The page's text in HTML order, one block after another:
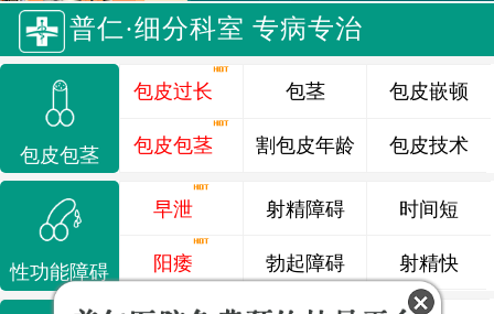
普仁·细分科室 专病专治
包皮包茎
包皮过长
包皮包茎
包茎
割包皮年龄
包皮嵌顿
包皮技术
性功能障碍
早泄
阳痿
射精障碍
勃起障碍
时间短
射精快